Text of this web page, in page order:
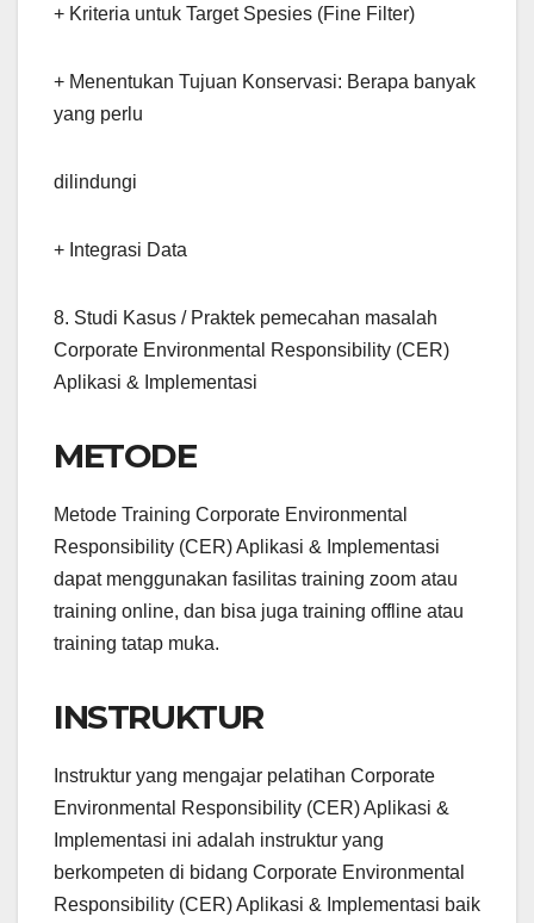
+ Kriteria untuk Target Spesies (Fine Filter)
+ Menentukan Tujuan Konservasi: Berapa banyak
yang perlu
dilindungi
+ Integrasi Data
8. Studi Kasus / Praktek pemecahan masalah
Corporate Environmental Responsibility (CER)
Aplikasi & Implementasi
METODE
Metode Training Corporate Environmental
Responsibility (CER) Aplikasi & Implementasi
dapat menggunakan fasilitas training zoom atau
training online, dan bisa juga training offline atau
training tatap muka.
INSTRUKTUR
Instruktur yang mengajar pelatihan Corporate
Environmental Responsibility (CER) Aplikasi &
Implementasi ini adalah instruktur yang
berkompeten di bidang Corporate Environmental
Responsibility (CER) Aplikasi & Implementasi baik